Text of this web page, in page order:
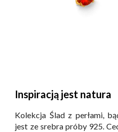
Inspiracją jest natura
Kolekcja Ślad z perłami,
jest ze srebra próby 925.